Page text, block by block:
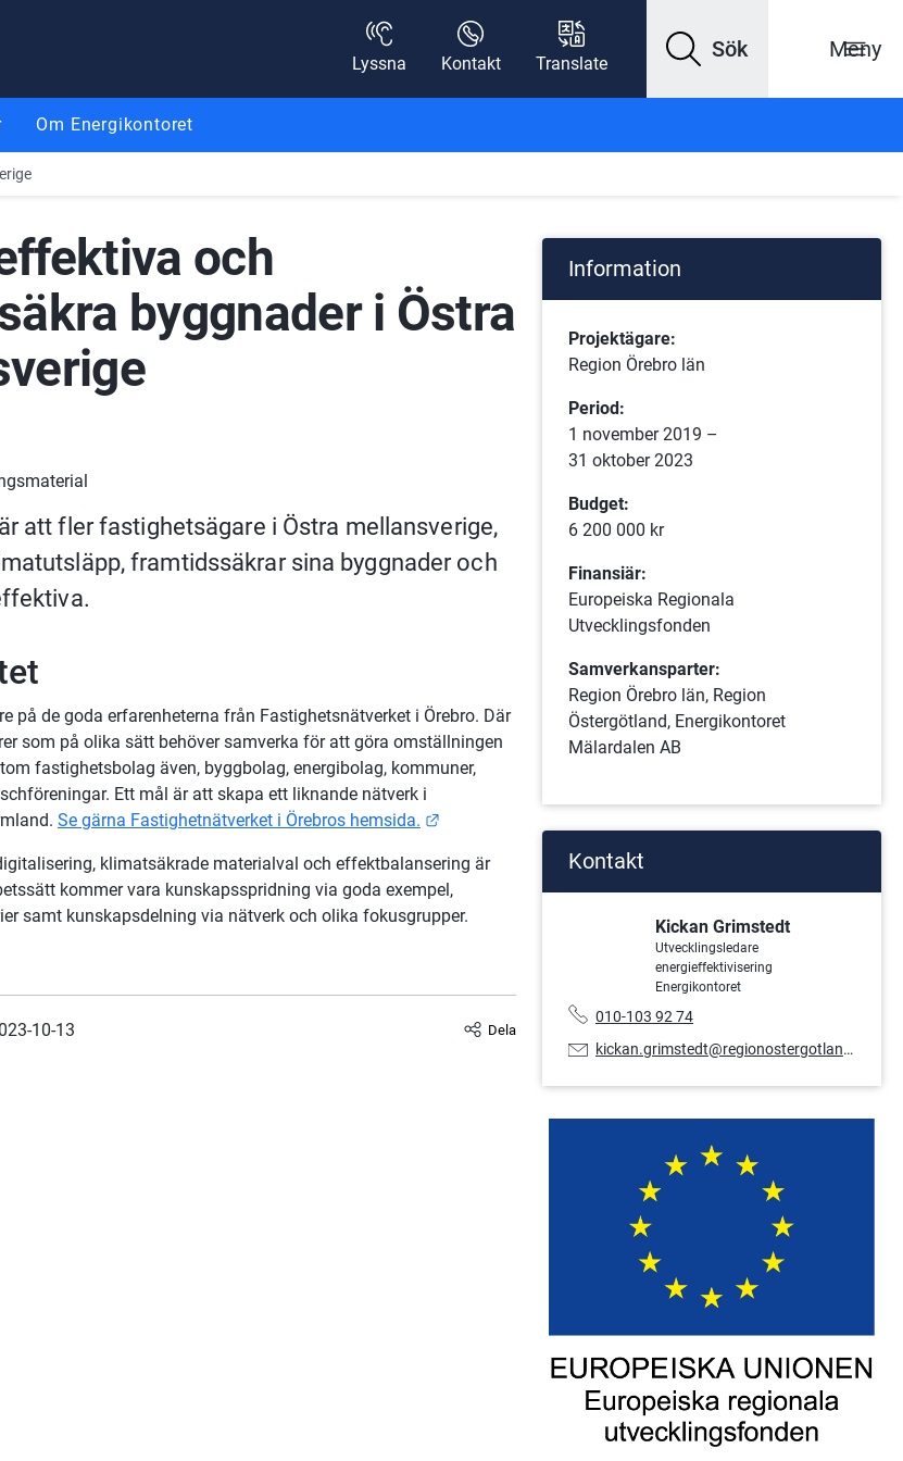
Lyssna
Kontakt Translate
Sök Meny
Om Energikontoret
och
byggnader i Östra
att fler fastighetsägare i Östra mellansverige,
framtidssäkrar sina byggnader och
på de goda erfarenheterna från Fastighetsnätverket i Örebro. Där
som på olika sätt behöver samverka för att göra omställningen
fastighetsbolag även, byggbolag, energibolag, kommuner,
Ett mål är att skapa ett liknande nätverk i
Se gärna Fastighetnätverket i Örebros hemsida.
klimatsäkrade materialval och effektbalansering är
kommer vara kunskapsspridning via goda exempel,
samt kunskapsdelning via nätverk och olika fokusgrupper.
10-13 Dela
Information
Projektägare:
Region Örebro län
Period:
1 november 2019 –
31 oktober 2023
Budget:
6 200 000 kr
Finansiär:
Europeiska Regionala
Utvecklingsfonden
Samverkansparter:
Region Örebro län, Region
Östergötland, Energikontoret
Mälardalen AB
Kontakt
Kickan Grimstedt
Utvecklingsledare
energieffektivisering
Energikontoret
Telefonnummer:
010-103 92 74
E-
kickan.grimstedt@regionostergotland.se